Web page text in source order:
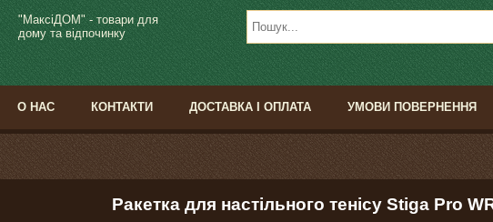
"МаксіДОМ" - товари для
дому та відпочинку
О НАС КОНТАКТИ ДОСТАВКА І ОПЛАТА УМОВИ ПОВЕРНЕННЯ
Ракетка для настільного тенісу Stiga Pro